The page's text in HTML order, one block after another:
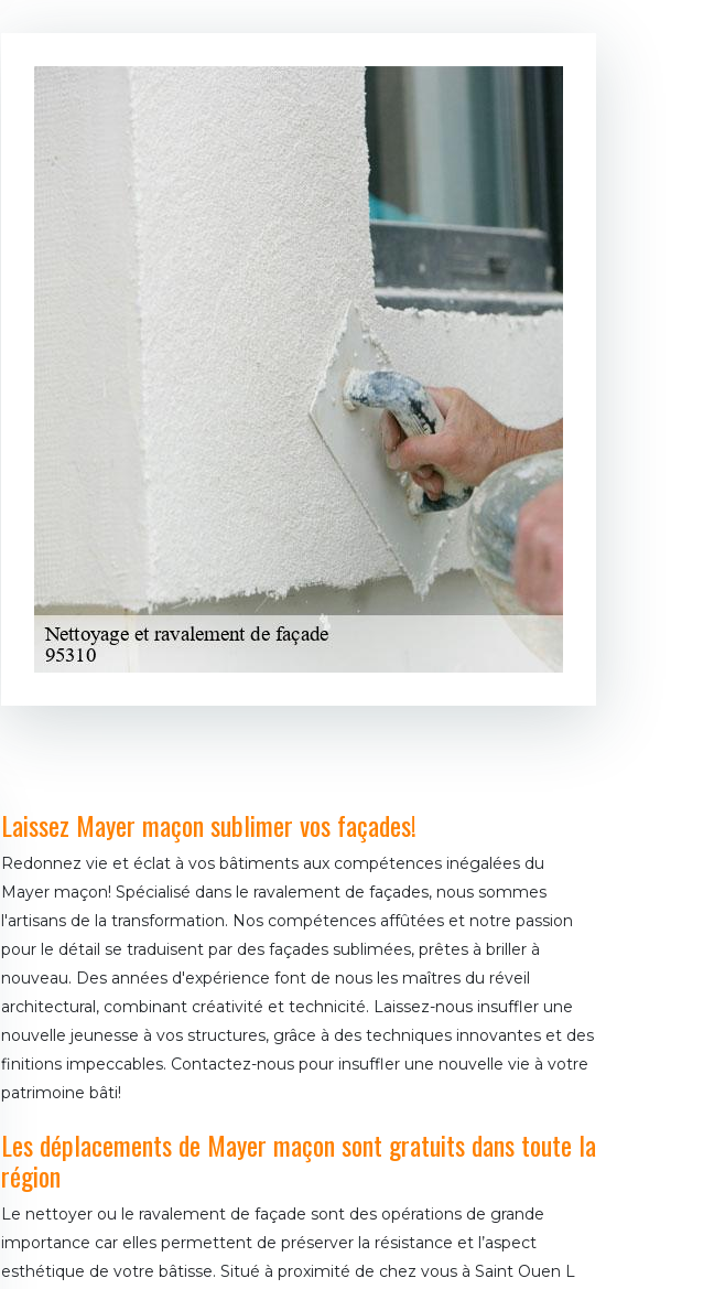
Laissez Mayer maçon sublimer vos façades!
Redonnez vie et éclat à vos bâtiments aux compétences inégalées du
Mayer maçon! Spécialisé dans le ravalement de façades, nous sommes
l'artisans de la transformation. Nos compétences affûtées et notre passion
pour le détail se traduisent par des façades sublimées, prêtes à briller à
nouveau. Des années d'expérience font de nous les maîtres du réveil
architectural, combinant créativité et technicité. Laissez-nous insuffler une
nouvelle jeunesse à vos structures, grâce à des techniques innovantes et des
finitions impeccables. Contactez-nous pour insuffler une nouvelle vie à votre
patrimoine bâti!
Les déplacements de Mayer maçon sont gratuits dans toute la
région
Le nettoyer ou le ravalement de façade sont des opérations de grande
importance car elles permettent de préserver la résistance et l’aspect
esthétique de votre bâtisse. Situé à proximité de chez vous à Saint Ouen L